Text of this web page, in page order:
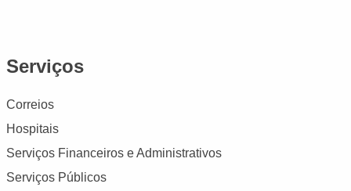
Serviços
Correios
Hospitais
Serviços Financeiros e Administrativos
Serviços Públicos